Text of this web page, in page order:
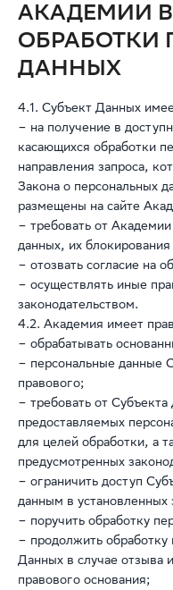
АКАДЕМИИ
ОБРАБОТКИ
ДАННЫХ
4.1. Субъект Данных
– на получение в
касающихся обработки
направления запроса,
Закона о персональных
размещены на сайте
– требовать от
данных, их
– отозвать согласие на
– осуществлять иные
законодательством.
4.2. Академия имеет
– обрабатывать
– персональные данные
правового;
– требовать от
предоставляемых
для целей обработки, а
предусмотренных
– ограничить доступ
данным в установленных
– поручить обработку
– продолжить обработку
Данных в случае отзыва
правового основания;